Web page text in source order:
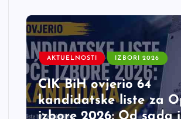
AKTUELNOSTI IZBORI 2026
CIK BiH ovjerio 64
kandidatske liste za
izbore 2026: Od sada i